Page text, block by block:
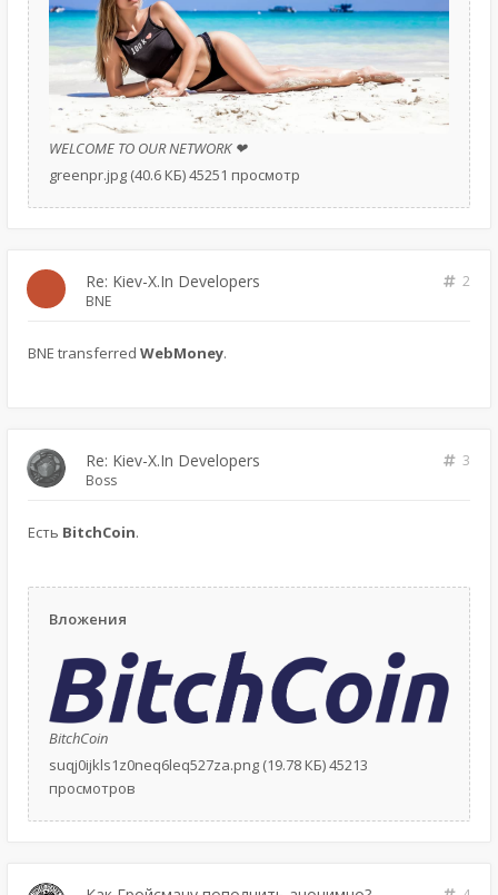
WELCOME TO OUR NETWORK ❤
greenpr.jpg (40.6 КБ) 45251 просмотр
Re: Kiev-X.In Developers
2
BNE
BNE transferred WebMoney.
Re: Kiev-X.In Developers
3
Boss
Есть BitchCoin.
Вложения
BitchCoin
suqj0ijkls1z0neq6leq527za.png (19.78 КБ) 45213
просмотров